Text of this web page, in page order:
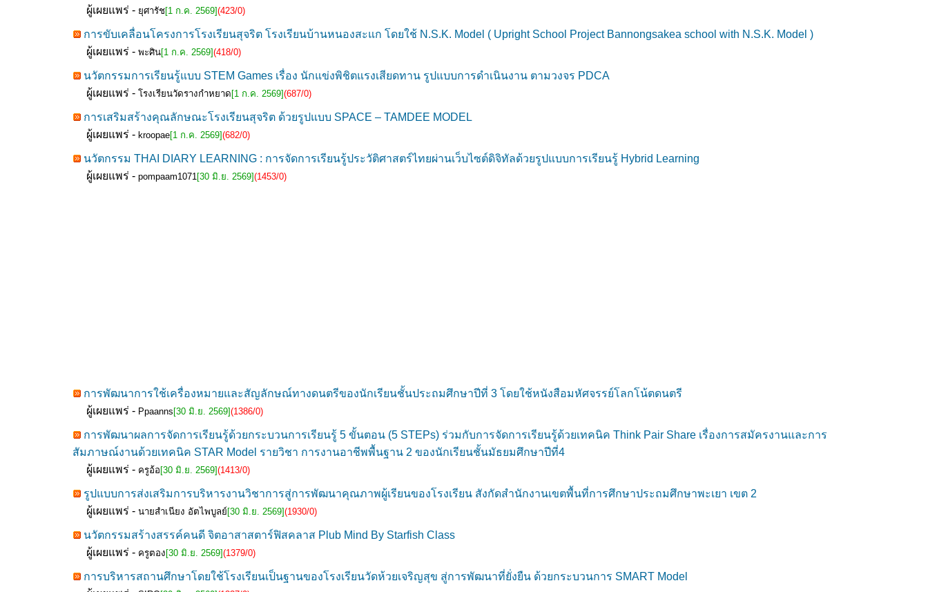
ผู้เผยแพร่ - ยุศารัช[1 ก.ค. 2569](423/0)
การขับเคลื่อนโครงการโรงเรียนสุจริต โรงเรียนบ้านหนองสะแก โดยใช้ N.S.K. Model ( Upright School Project Bannongsakea school with N.S.K. Model )
ผู้เผยแพร่ - พะศิน[1 ก.ค. 2569](418/0)
นวัตกรรมการเรียนรู้แบบ STEM Games เรื่อง นักแข่งพิชิตแรงเสียดทาน รูปแบบการดำเนินงาน ตามวงจร PDCA
ผู้เผยแพร่ - โรงเรียนวัดรางกำหยาด [1 ก.ค. 2569](687/0)
การเสริมสร้างคุณลักษณะโรงเรียนสุจริต ด้วยรูปแบบ SPACE – TAMDEE MODEL
ผู้เผยแพร่ - kroopae[1 ก.ค. 2569](682/0)
นวัตกรรม THAI DIARY LEARNING : การจัดการเรียนรู้ประวัติศาสตร์ไทยผ่านเว็บไซต์ดิจิทัลด้วยรูปแบบการเรียนรู้ Hybrid Learning
ผู้เผยแพร่ - pompaam1071[30 มิ.ย. 2569](1453/0)
การพัฒนาการใช้เครื่องหมายและสัญลักษณ์ทางดนตรีของนักเรียนชั้นประถมศึกษาปีที่ 3 โดยใช้หนังสือมหัศจรรย์โลกโน้ตดนตรี
ผู้เผยแพร่ - Ppaanns [30 มิ.ย. 2569](1386/0)
การพัฒนาผลการจัดการเรียนรู้ด้วยกระบวนการเรียนรู้ 5 ขั้นตอน (5 STEPs) ร่วมกับการจัดการเรียนรู้ด้วยเทคนิค Think Pair Share เรื่องการสมัครงานและการ
สัมภาษณ์งานด้วยเทคนิค STAR Model รายวิชา การงานอาชีพพื้นฐาน 2 ของนักเรียนชั้นมัธยมศึกษาปีที่4
ผู้เผยแพร่ - ครูอ้อ [30 มิ.ย. 2569](1413/0)
รูปแบบการส่งเสริมการบริหารงานวิชาการสู่การพัฒนาคุณภาพผู้เรียนของโรงเรียน สังกัดสำนักงานเขตพื้นที่การศึกษาประถมศึกษาพะเยา เขต 2
ผู้เผยแพร่ - นายสำเนียง อัตไพบูลย์ [30 มิ.ย. 2569](1930/0)
นวัตกรรมสร้างสรรค์คนดี จิตอาสาสตาร์ฟิสคลาส Plub Mind By Starfish Class
ผู้เผยแพร่ - ครูตอง [30 มิ.ย. 2569](1379/0)
การบริหารสถานศึกษาโดยใช้โรงเรียนเป็นฐานของโรงเรียนวัดห้วยเจริญสุข สู่การพัฒนาที่ยั่งยืน ด้วยกระบวนการ SMART Model